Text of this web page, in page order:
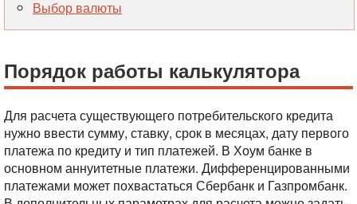
Выбор валюты
Порядок работы калькулятора
Для расчета существующего потребительского кредита
нужно ввести сумму, ставку, срок в месяцах, дату первого
платежа по кредиту и тип платежей. В Хоум банке в
основном аннуитетные платежи. Дифференцированными
платежами может похвастаться Сбербанк и Газпромбанк.